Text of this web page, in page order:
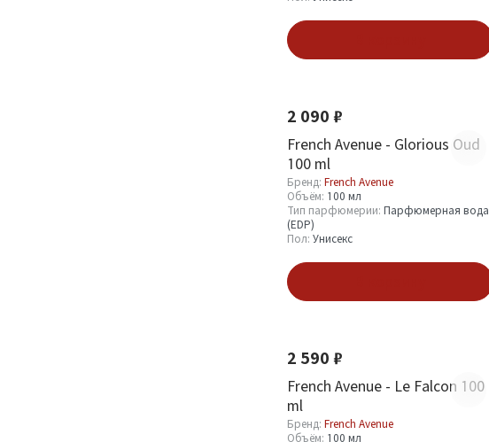
2 090 ₽
French Avenue - Glorious Oud
100 ml
Бренд: French Avenue
Объём: 100 мл
Тип парфюмерии: Парфюмерная вода
(EDP)
Пол: Унисекс
2 590 ₽
French Avenue - Le Falcon 100
ml
Бренд: French Avenue
Объём: 100 мл